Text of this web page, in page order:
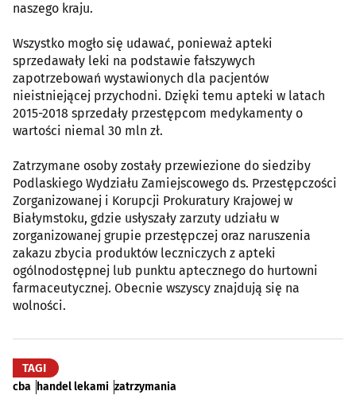
naszego kraju.
Wszystko mogło się udawać, ponieważ apteki
sprzedawały leki na podstawie fałszywych
zapotrzebowań wystawionych dla pacjentów
nieistniejącej przychodni. Dzięki temu apteki w latach
2015-2018 sprzedały przestępcom medykamenty o
wartości niemal 30 mln zł.
Zatrzymane osoby zostały przewiezione do siedziby
Podlaskiego Wydziału Zamiejscowego ds. Przestępczości
Zorganizowanej i Korupcji Prokuratury Krajowej w
Białymstoku, gdzie usłyszały zarzuty udziału w
zorganizowanej grupie przestępczej oraz naruszenia
zakazu zbycia produktów leczniczych z apteki
ogólnodostępnej lub punktu aptecznego do hurtowni
farmaceutycznej. Obecnie wszyscy znajdują się na
wolności.
TAGI
cba handel lekami zatrzymania